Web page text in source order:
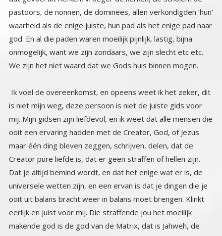
We zijn het niet waard dat we Gods huis binnen mogen.
Ik voel de overeenkomst, en opeens weet ik het zeker, dit
is niet mijn weg, deze persoon is niet de juiste gids voor
mij. Mijn gidsen zijn liefdevol, en ik weet dat alle mensen die
ooit een ervaring hadden met de Creator, God, of Jezus
maar één ding bleven zeggen, schrijven, delen, dat de
Creator pure liefde is, dat er geen straffen of hellen zijn.
Dat je altijd bemind wordt, en dat het enige wat er is, de
universele wetten zijn, en een ervan is dat je dingen die je
ooit uit balans bracht weer in balans moet brengen. Klinkt
eerlijk en juist voor mij. Die straffende jou het moeilijk
makende god is de god van de Matrix, dat is Jahweh, de
demiurg, die het ons zo moeilijk mogelijk zal maken om de